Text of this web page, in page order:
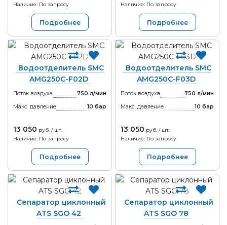
Наличие: По запросу
Подробнее
Наличие: По запросу
Подробнее
Водоотделитель SMC
AMG250C-F02D
Поток воздуха
750 л/мин
Макс. давление
10 бар
13 050 руб. / шт.
Наличие: По запросу
Подробнее
Водоотделитель SMC
AMG250C-F03D
Поток воздуха
750 л/мин
Макс. давление
10 бар
13 050 руб. / шт.
Наличие: По запросу
Подробнее
Сепаратор циклонный
ATS SGO 42
Сепаратор циклонный
ATS SGO 78